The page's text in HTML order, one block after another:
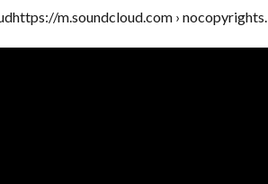
m.soundcloud.com › nocopyrights…